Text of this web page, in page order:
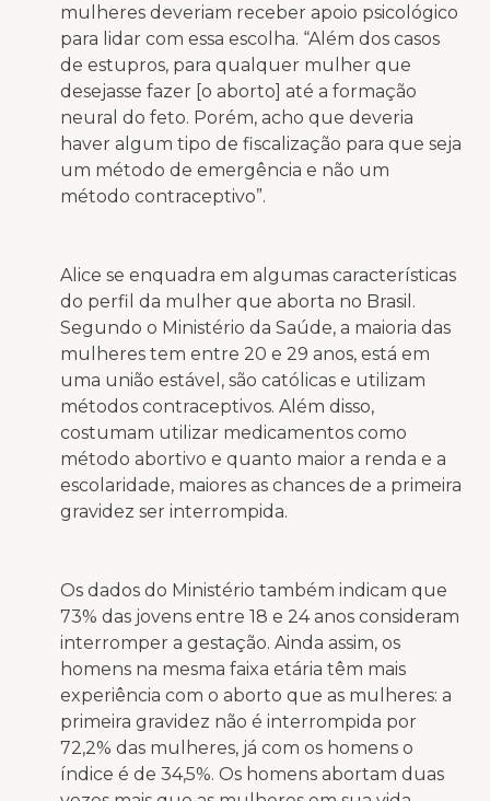
mulheres deveriam receber apoio psicológico
para lidar com essa escolha. “Além dos casos
de estupros, para qualquer mulher que
desejasse fazer [o aborto] até a formação
neural do feto. Porém, acho que deveria
haver algum tipo de fiscalização para que seja
um método de emergência e não um
método contraceptivo”.
Alice se enquadra em algumas características
do perfil da mulher que aborta no Brasil.
Segundo o Ministério da Saúde, a maioria das
mulheres tem entre 20 e 29 anos, está em
uma união estável, são católicas e utilizam
métodos contraceptivos. Além disso,
costumam utilizar medicamentos como
método abortivo e quanto maior a renda e a
escolaridade, maiores as chances de a primeira
gravidez ser interrompida.
Os dados do Ministério também indicam que
73% das jovens entre 18 e 24 anos consideram
interromper a gestação. Ainda assim, os
homens na mesma faixa etária têm mais
experiência com o aborto que as mulheres: a
primeira gravidez não é interrompida por
72,2% das mulheres, já com os homens o
índice é de 34,5%. Os homens abortam duas